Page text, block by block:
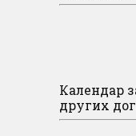
Календар
других